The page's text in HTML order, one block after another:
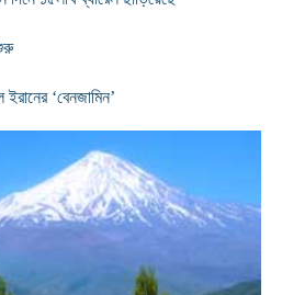
‘বেনজামিন’